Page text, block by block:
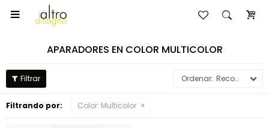

APARADORES EN COLOR MULTICOLOR
Recomendados
Filtrando por: Color: Multicolor